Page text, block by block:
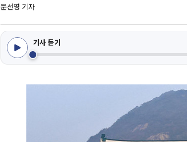
문선영 기자
기사 듣기